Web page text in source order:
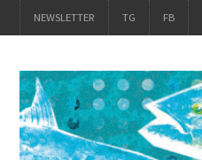
NEWSLETTER TG FB